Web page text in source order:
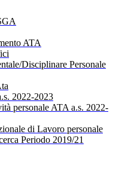
ATA
Disciplinare Personale
2022-2023
personale ATA a.s. 2022-
di Lavoro personale
Periodo 2019/21